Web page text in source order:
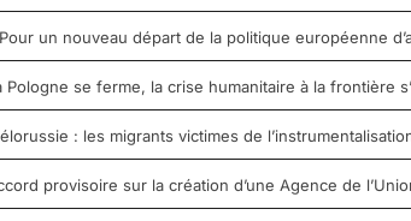
Pour un nouveau départ de la politique européenne
Pologne se ferme, la crise humanitaire à la frontière
: les migrants victimes de
provisoire sur la création d’une Agence de